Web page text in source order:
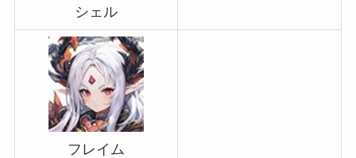
シェル
フレイム